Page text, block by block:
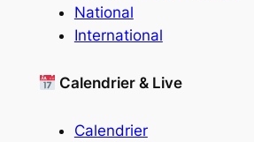
National
International
Calendrier & Live
Calendrier